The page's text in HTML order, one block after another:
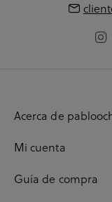
Acerca de
Mi cuenta
Guía de compra